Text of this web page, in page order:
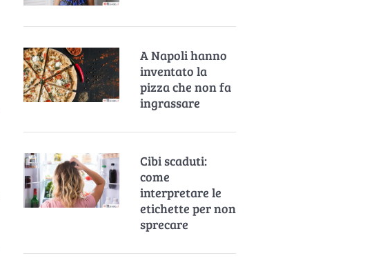
A Napoli hanno
inventato la
pizza che non fa
ingrassare
Cibi scaduti:
come
interpretare le
etichette per non
sprecare